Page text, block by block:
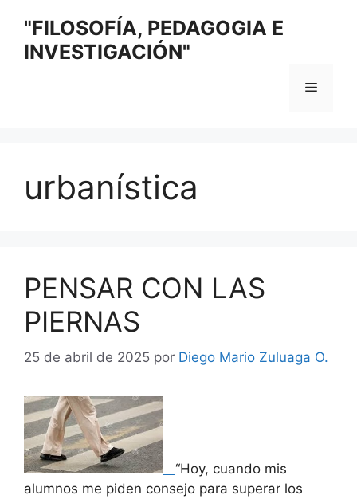
contenido
"FILOSOFÍA, PEDAGOGIA E
INVESTIGACIÓN"
Menú
urbanística
PENSAR CON LAS
PIERNAS
25 de abril de 2025 por Diego Mario Zuluaga O.
“Hoy, cuando mis
alumnos me piden consejo para superar los